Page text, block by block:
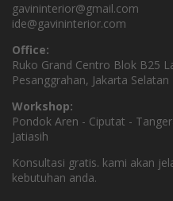
gavininterior@gmail.com
ide@gavininterior.com
Office:
Ruko Grand Centro Blok B25
Pesanggrahan, Jakarta Selatan
Workshop:
Pondok Aren - Ciputat -
Jatiasih
Konsultasi gratis. kami akan
kebutuhan anda.